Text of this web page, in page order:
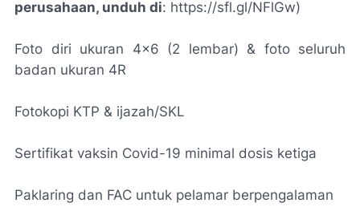
perusahaan, unduh di: https://sfl.gl/NFlGw)
Foto diri ukuran 4x6 (2 lembar) & foto seluruh
badan ukuran 4R
Fotokopi KTP & ijazah/SKL
Sertifikat vaksin Covid-19 minimal dosis ketiga
Paklaring dan FAC untuk pelamar berpengalaman